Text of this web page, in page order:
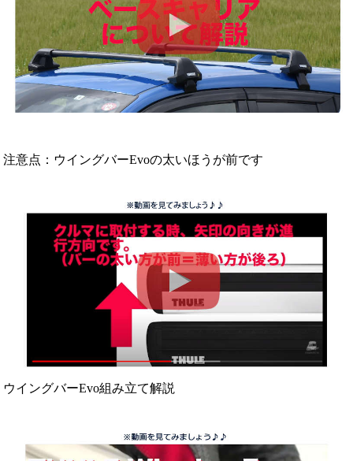
注意点：ウイングバーEvoの太いほうが前です
ウイングバーEvo組み立て解説